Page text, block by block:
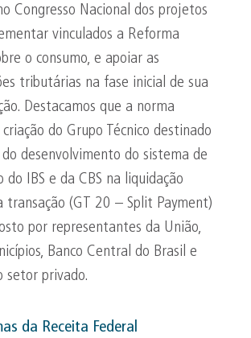
Congresso Nacional dos projetos
vinculados a Reforma
o consumo, e apoiar as
tributárias na fase inicial de sua
Destacamos que a norma
do Grupo Técnico destinado
desenvolvimento do sistema de
do IBS e da CBS na liquidação
transação (GT 20 – Split Payment)
por representantes da União,
Banco Central do Brasil e
setor privado.
da Receita Federal